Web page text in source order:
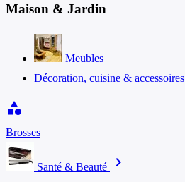
Maison & Jardin
Meubles
Décoration, cuisine & accessoires
category
Brosses
Santé & Beauté chevron_right